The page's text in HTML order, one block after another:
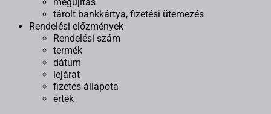
tárolt bankkártya, fizetési ütemezés
Rendelési előzmények
Rendelési szám
termék
dátum
lejárat
fizetés állapota
érték